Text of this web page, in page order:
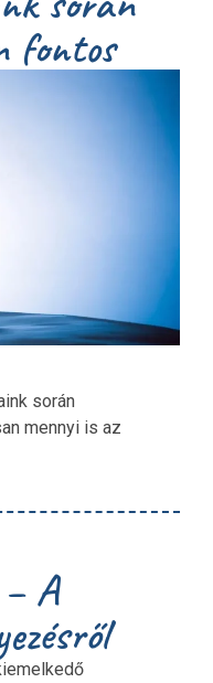
fontos
során
mennyi is az
A